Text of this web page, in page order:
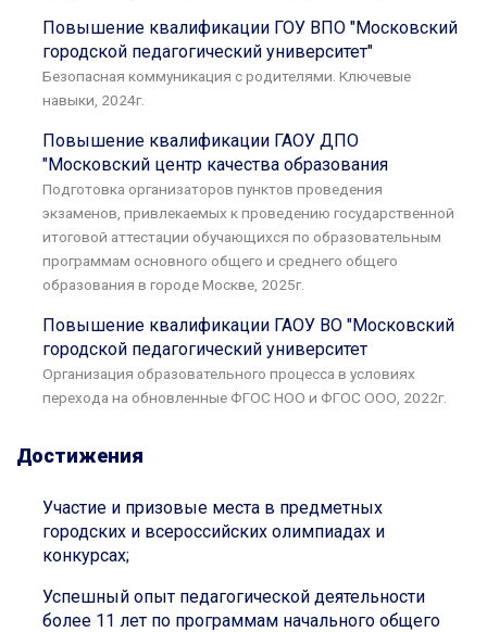
Повышение квалификации ГОУ ВПО "Московский
городской педагогический университет"
Безопасная коммуникация с родителями. Ключевые
навыки, 2024г.
Повышение квалификации ГАОУ ДПО
"Московский центр качества образования
Подготовка организаторов пунктов проведения
экзаменов, привлекаемых к проведению государственной
итоговой аттестации обучающихся по образовательным
программам основного общего и среднего общего
образования в городе Москве, 2025г.
Повышение квалификации ГАОУ ВО "Московский
городской педагогический университет
Организация образовательного процесса в условиях
перехода на обновленные ФГОС НОО и ФГОС ООО, 2022г.
Достижения
Участие и призовые места в предметных
городских и всероссийских олимпиадах и
конкурсах;
Успешный опыт педагогической деятельности
более 11 лет по программам начального общего